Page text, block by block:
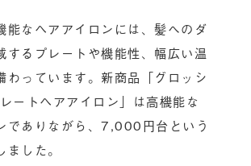
能なヘアアイロンには、髪へのダ
するプレートや機能性、幅広い温
わっています。新商品「グロッシ
ートヘアアイロン」は高機能な
でありながら、7,000円台という
した。